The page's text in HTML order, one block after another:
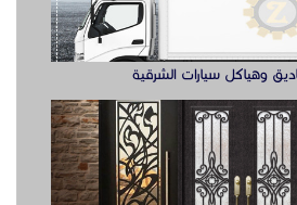
وهياكل سيارات الشرقية